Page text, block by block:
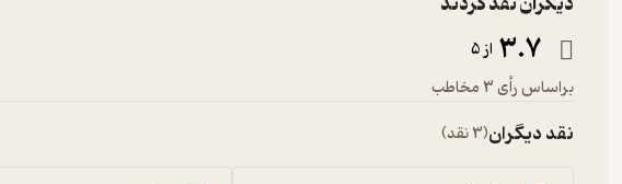
3.7 از 5
براساس رأی 3 مخاطب
نقد دیگران(3 نقد)